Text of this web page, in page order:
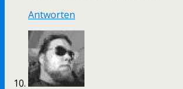
Antworten